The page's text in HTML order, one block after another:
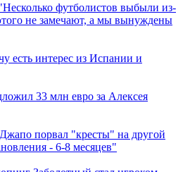
футболистов выбыли из-
не замечают, а мы вынуждены
есть интерес из Испании и
33 млн евро за Алексея
порвал "кресты" на другой
- 6-8 месяцев"